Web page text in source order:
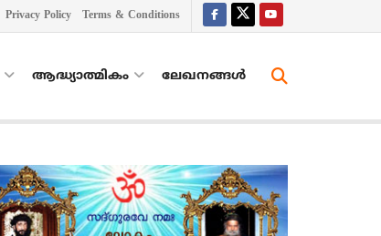
Privacy Policy Terms & Conditions
ആദ്ധ്യാത്മികം ലേഖനങ്ങള്‍